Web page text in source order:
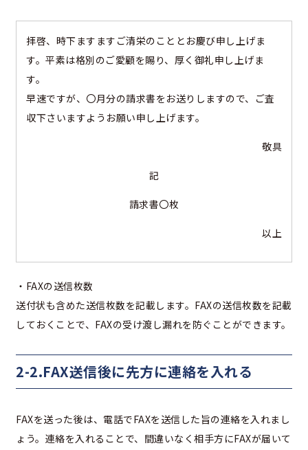
拝啓、時下ますますご清栄のこととお慶び申し上げま
す。平素は格別のご愛顧を賜り、厚く御礼申し上げま
す。
早速ですが、〇月分の請求書をお送りしますので、ご査
収下さいますようお願い申し上げます。
敬具
記
請求書〇枚
以上
・FAXの送信枚数
送付状も含めた送信枚数を記載します。FAXの送信枚数を記載
しておくことで、FAXの受け渡し漏れを防ぐことができます。
2-2.FAX送信後に先方に連絡を入れる
FAXを送った後は、電話でFAXを送信した旨の連絡を入れまし
ょう。連絡を入れることで、間違いなく相手方にFAXが届いて